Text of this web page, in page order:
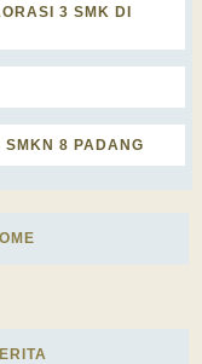
3 SMK DI
8 PADANG